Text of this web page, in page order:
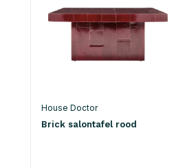
House Doctor
Brick salontafel rood